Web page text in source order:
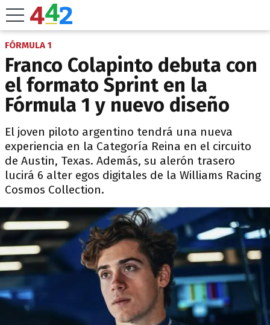
FÓRMULA 1
Franco Colapinto debuta con
el formato Sprint en la
Fórmula 1 y nuevo diseño
El joven piloto argentino tendrá una nueva
experiencia en la Categoría Reina en el circuito
de Austin, Texas. Además, su alerón trasero
lucirá 6 alter egos digitales de la Williams Racing
Cosmos Collection.